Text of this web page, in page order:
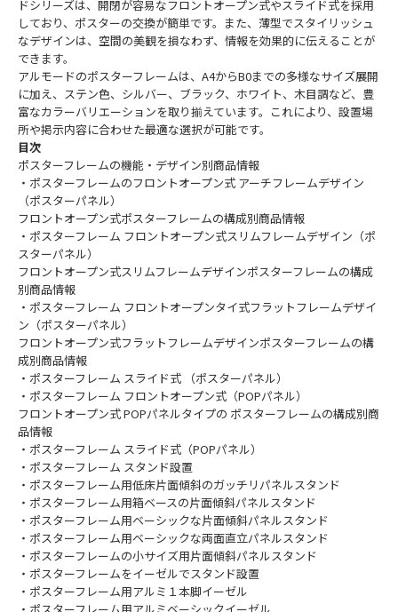
ドシリーズは、開閉が容易なフロントオープン式やスライド式を採用
しており、ポスターの交換が簡単です。また、薄型でスタイリッシュ
なデザインは、空間の美観を損なわず、情報を効果的に伝えることが
できます。
アルモードのポスターフレームは、A4からB0までの多様なサイズ展開
に加え、ステン色、シルバー、ブラック、ホワイト、木目調など、豊
富なカラーバリエーションを取り揃えています。これにより、設置場
所や掲示内容に合わせた最適な選択が可能です。
目次
ポスターフレームの機能・デザイン別商品情報
・ポスターフレームのフロントオープン式 アーチフレームデザイン
（ポスターパネル）
フロントオープン式ポスターフレームの構成別商品情報
・ポスターフレーム フロントオープン式スリムフレームデザイン（ポ
スターパネル）
フロントオープン式スリムフレームデザインポスターフレームの構成
別商品情報
・ポスターフレーム フロントオープンタイ式フラットフレームデザイ
ン（ポスターパネル）
フロントオープン式フラットフレームデザインポスターフレームの構
成別商品情報
・ポスターフレーム スライド式 （ポスターパネル）
・ポスターフレーム フロントオープン式（POPパネル）
フロントオープン式 POPパネルタイプの ポスターフレームの構成別商
品情報
・ポスターフレーム スライド式（POPパネル）
・ポスターフレーム スタンド設置
・ポスターフレーム用低床片面傾斜のガッチリパネルスタンド
・ポスターフレーム用箱ベースの片面傾斜パネルスタンド
・ポスターフレーム用ベーシックな片面傾斜パネルスタンド
・ポスターフレーム用ベーシックな両面直立パネルスタンド
・ポスターフレームの小サイズ用片面傾斜パネルスタンド
・ポスターフレームをイーゼルでスタンド設置
・ポスターフレーム用アルミ１本脚イーゼル